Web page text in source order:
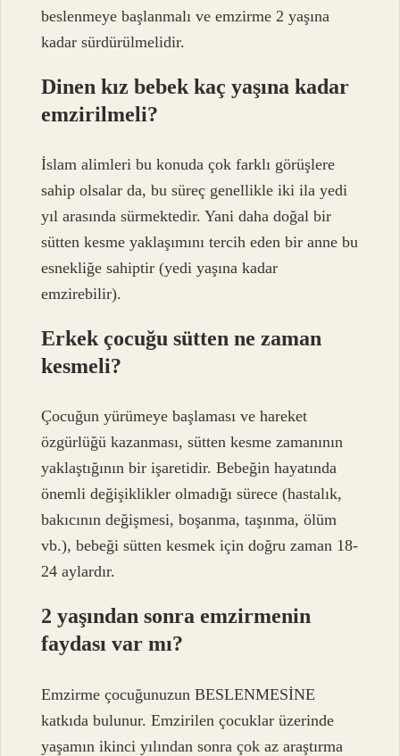
beslenmeye başlanmalı ve emzirme 2 yaşına
kadar sürdürülmelidir.
Dinen kız bebek kaç yaşına kadar
emzirilmeli?
İslam alimleri bu konuda çok farklı görüşlere
sahip olsalar da, bu süreç genellikle iki ila yedi
yıl arasında sürmektedir. Yani daha doğal bir
sütten kesme yaklaşımını tercih eden bir anne bu
esnekliğe sahiptir (yedi yaşına kadar
emzirebilir).
Erkek çocuğu sütten ne zaman
kesmeli?
Çocuğun yürümeye başlaması ve hareket
özgürlüğü kazanması, sütten kesme zamanının
yaklaştığının bir işaretidir. Bebeğin hayatında
önemli değişiklikler olmadığı sürece (hastalık,
bakıcının değişmesi, boşanma, taşınma, ölüm
vb.), bebeği sütten kesmek için doğru zaman 18-
24 aylardır.
2 yaşından sonra emzirmenin
faydası var mı?
Emzirme çocuğunuzun BESLENMESİNE
katkıda bulunur. Emzirilen çocuklar üzerinde
yaşamın ikinci yılından sonra çok az araştırma